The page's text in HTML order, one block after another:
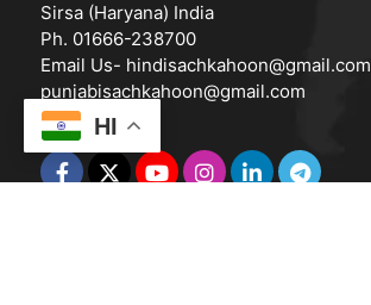
Sirsa (Haryana) India
Ph. 01666-238700
Email Us- hindisachkahoon@gmail.com
punjabisachkahoon@gmail.com
HI